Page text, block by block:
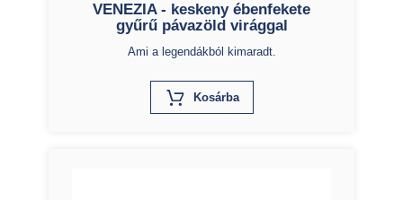
VENEZIA - keskeny ébenfekete
gyűrű pávazöld virággal
Ami a legendákból kimaradt.
KosárbaX